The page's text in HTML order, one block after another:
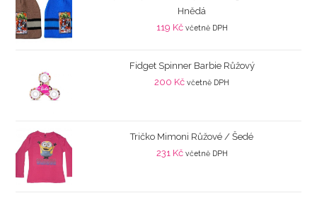
Hnědá
119 Kč včetně DPH
Fidget Spinner Barbie Růžový
200 Kč včetně DPH
Tričko Mimoni Růžové / Šedé
231 Kč včetně DPH